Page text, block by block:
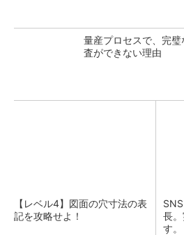
量産プロセスで、完
査ができない理由
【レベル4】図面の穴寸法の表
記を攻略せよ！
長
す。